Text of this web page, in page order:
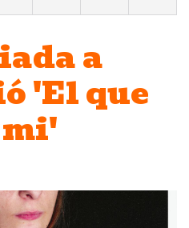
a
'El que